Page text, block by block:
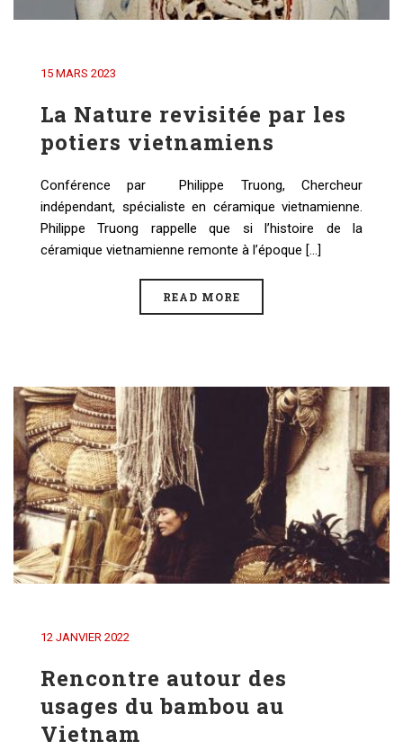
15 MARS 2023
La Nature revisitée par les
potiers vietnamiens
Conférence par Philippe Truong, Chercheur
indépendant, spécialiste en céramique vietnamienne.
Philippe Truong rappelle que si l’histoire de la
céramique vietnamienne remonte à l’époque [...]
READ MORE
12 JANVIER 2022
Rencontre autour des
usages du bambou au
Vietnam